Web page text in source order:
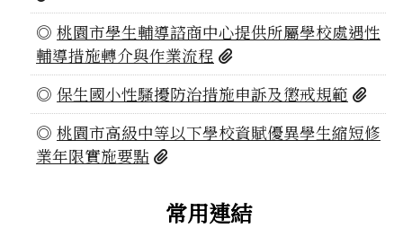
◎ 桃園市學生輔導諮商中心提供所屬學校處遇性
輔導措施轉介與作業流程
桃園市學生輔導諮商中
◎ 保生國小性騷擾防治措施申訴及懲戒規範
保生
◎ 桃園市高級中等以下學校資賦優異學生縮短修
業年限實施要點
桃園市高級中等以下學校資賦
常用連結